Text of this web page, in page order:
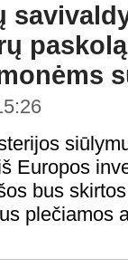
Europos
bus
plečiamos